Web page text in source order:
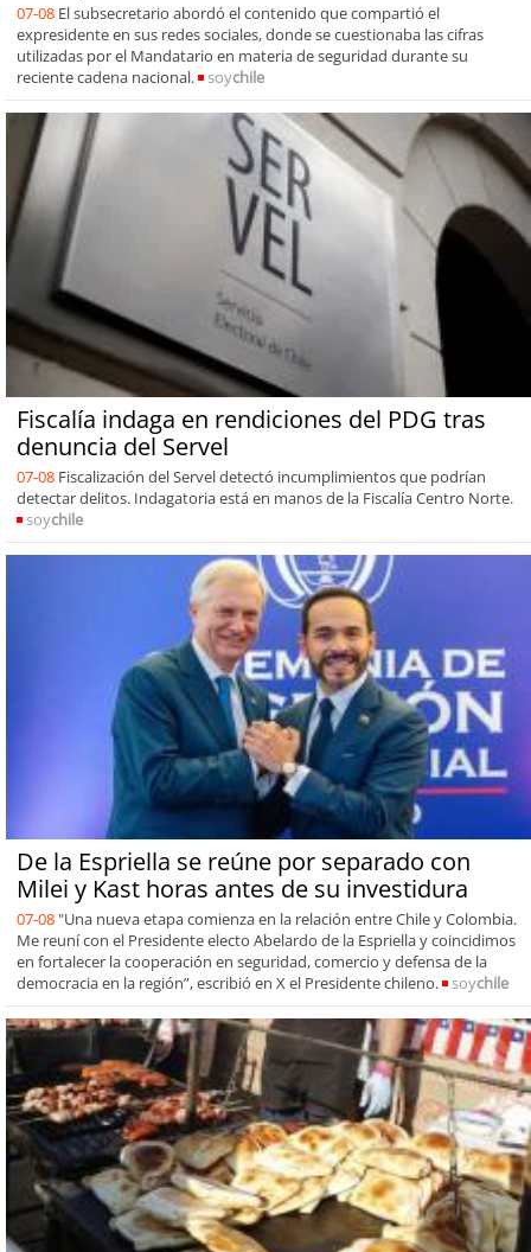
07-08 El subsecretario abordó el contenido que compartió el
expresidente en sus redes sociales, donde se cuestionaba las cifras
utilizadas por el Mandatario en materia de seguridad durante su
reciente cadena nacional.
soychile
Fiscalía indaga en rendiciones del PDG tras
denuncia del Servel
07-08 Fiscalización del Servel detectó incumplimientos que podrían
detectar delitos. Indagatoria está en manos de la Fiscalía Centro Norte.
soychile
De la Espriella se reúne por separado con
Milei y Kast horas antes de su investidura
07-08 "Una nueva etapa comienza en la relación entre Chile y Colombia.
Me reuní con el Presidente electo Abelardo de la Espriella y coincidimos
en fortalecer la cooperación en seguridad, comercio y defensa de la
democracia en la región”, escribió en X el Presidente chileno.
soychile